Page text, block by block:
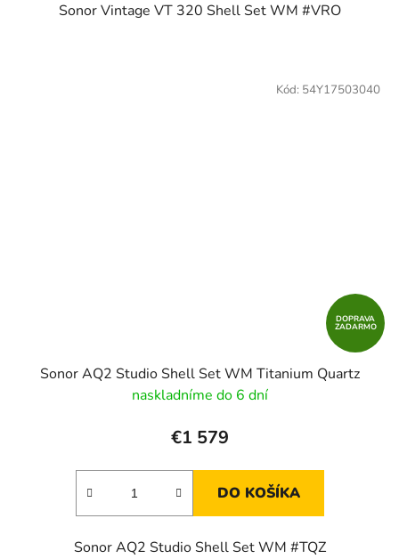
Sonor Vintage VT 320 Shell Set WM #VRO
DOPRAVA
ZADARMO
Sonor AQ2 Studio Shell Set WM Titanium Quartz
naskladníme do 6 dní
€1 579
DO KOŠÍKA
Sonor AQ2 Studio Shell Set WM #TQZ
Kód: 54Y17503040